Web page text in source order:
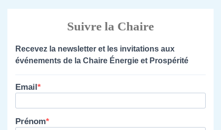
Suivre la Chaire
Recevez la newsletter et les invitations aux
événements de la Chaire Énergie et Prospérité
Email
Prénom